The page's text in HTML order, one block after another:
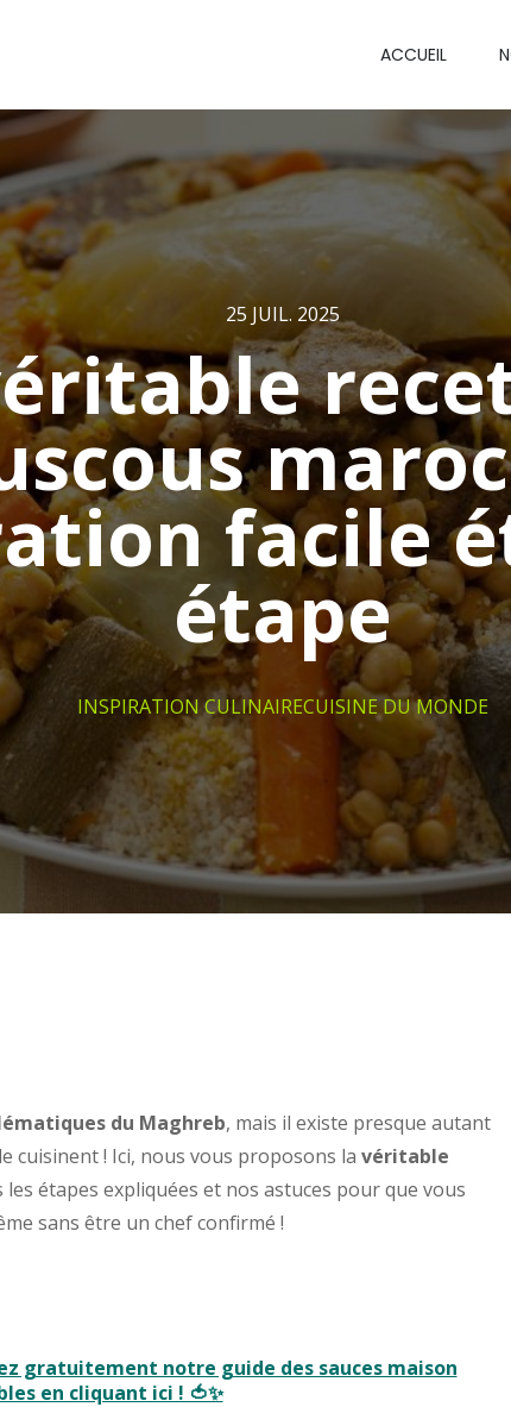
ACCUEIL
25 JUIL. 2025
facile
étape
INSPIRATION CULINAIRECUISINE DU MONDE
du Maghreb, mais il existe presque autant
cuisinent ! Ici, nous vous proposons la véritable
les étapes expliquées et nos astuces pour que vous
sans être un chef confirmé !
gratuitement notre guide des sauces maison
en cliquant ici ! 🍅✨